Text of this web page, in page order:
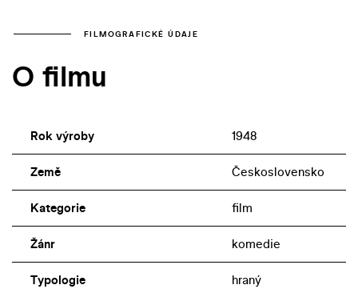
FILMOGRAFICKÉ ÚDAJE
O filmu
Rok výroby 1948
Země Československo
Kategorie film
Žánr komedie
Typologie hraný